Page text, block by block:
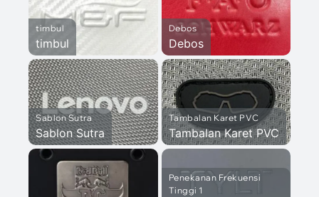
timbul
timbul
Debos
Debos
Sablon Sutra
Sablon Sutra
Tambalan Karet PVC
Tambalan Karet PVC
Penekanan Frekuensi
Tinggi 1